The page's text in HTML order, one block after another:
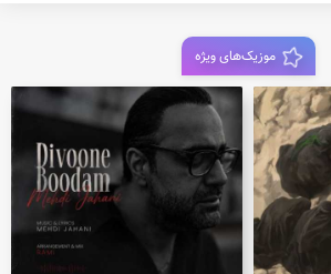
موزیک‌های ویژه